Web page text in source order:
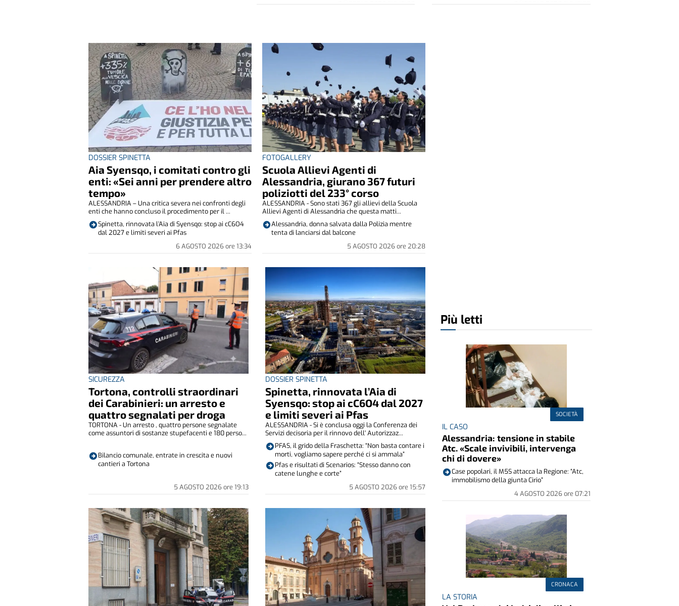
DOSSIER SPINETTA
Aia Syensqo, i comitati contro gli
enti: «Sei anni per prendere altro
tempo»
6 AGOSTO 2026ore 13:34
ALESSANDRIA – Una critica severa nei confronti degli
enti che hanno concluso il procedimento per il ...
Spinetta, rinnovata l’Aia di Syensqo: stop ai cC6O4
dal 2027 e limiti severi ai Pfas
FOTOGALLERY
Scuola Allievi Agenti di
Alessandria, giurano 367 futuri
poliziotti del 233° corso
5 AGOSTO 2026ore 20:28
ALESSANDRIA - Sono stati 367 gli allievi della Scuola
Allievi Agenti di Alessandria che questa matti...
Alessandria, donna salvata dalla Polizia mentre
tenta di lanciarsi dal balcone
SICUREZZA
Tortona, controlli straordinari
dei Carabinieri: un arresto e
quattro segnalati per droga
5 AGOSTO 2026ore 19:13
TORTONA - Un arresto , quattro persone segnalate
come assuntori di sostanze stupefacenti e 180 perso...
Bilancio comunale, entrate in crescita e nuovi
cantieri a Tortona
DOSSIER SPINETTA
Spinetta, rinnovata l’Aia di
Syensqo: stop ai cC6O4 dal 2027
e limiti severi ai Pfas
5 AGOSTO 2026ore 15:57
ALESSANDRIA - Si è conclusa oggi la Conferenza dei
Servizi decisoria per il rinnovo dell' Autorizzaz...
PFAS, il grido della Fraschetta: “Non basta contare i
morti, vogliamo sapere perché ci si ammala”
Pfas e risultati di Scenarios: “Stesso danno con
catene lunghe e corte”
Più letti
SOCIETÀ
IL CASO
Alessandria: tensione in stabile
Atc. «Scale invivibili, intervenga
chi di dovere»
4 AGOSTO 2026ore 07:21
Case popolari, il M5S attacca la Regione: “Atc,
immobilismo della giunta Cirio”
CRONACA
LA STORIA